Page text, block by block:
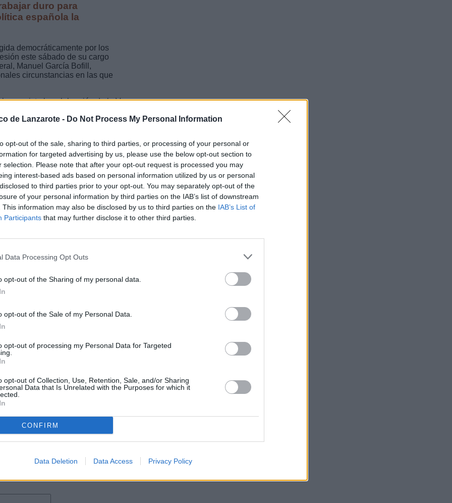
de Lanzarote - Do Not Process My Personal Information
opt-out of the sale, sharing to third parties, or processing of your personal or
for targeted advertising by us, please use the below opt-out section to
selection. Please note that after your opt-out request is processed you may
interest-based ads based on personal information utilized by us or personal
to third parties prior to your opt-out. You may separately opt-out of the
of your personal information by third parties on the IAB’s list of downstream
This information may also be disclosed by us to third parties on the IAB’s List of
Participants that may further disclose it to other third parties.
Data Processing Opt Outs
opt-out of the Sharing of my personal data.
opt-out of the Sale of my Personal Data.
opt-out of processing my Personal Data for Targeted
opt-out of Collection, Use, Retention, Sale, and/or Sharing
Data that Is Unrelated with the Purposes for which it
CONFIRM
Data Deletion Data Access Privacy Policy
duro para
española la
democráticamente por los
este sábado de su cargo
Manuel García Bofill,
circunstancias en las que
prevista la celebración de la V
por parte de la Comisión
por coronavirus. Con esa
afiliados y profesionales de
Ejecutiva de Cs ha
que la celebración de la
y pasan a desempeñar, en
Así, la Presidencia de la
Bravo. La Vicesecretaria
Joan Mesquida, y la
nacional la ostenta Melisa
Rodríguez, ha expresado que
mucha responsabilidad", un
estamos viviendo con el
crítica política, sino de
en la que estamos".
partido moderado", y, por ello,
a través de políticas reales",
política española la coherencia y
de La Palma, es licenciada en
en Energías Renovables por
de arquitectura en
con diferentes ONG en
contemporánea. Fue
Cruz de Tenerife en las